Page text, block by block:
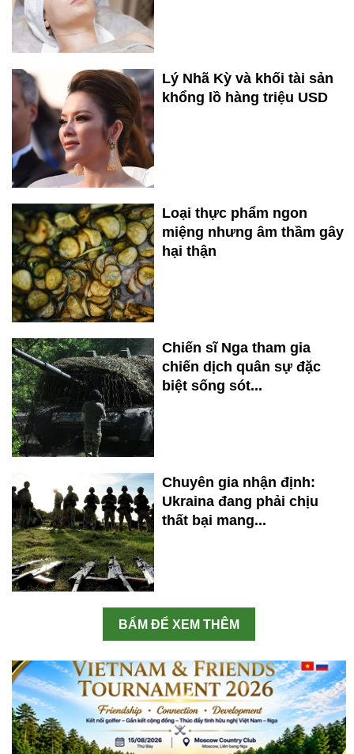
Lý Nhã Kỳ và khối tài sản
khổng lồ hàng triệu USD
Loại thực phẩm ngon
miệng nhưng âm thầm gây
hại thận
Chiến sĩ Nga tham gia
chiến dịch quân sự đặc
biệt sống sót...
Chuyên gia nhận định:
Ukraina đang phải chịu
thất bại mang...
BẤM ĐỂ XEM THÊM